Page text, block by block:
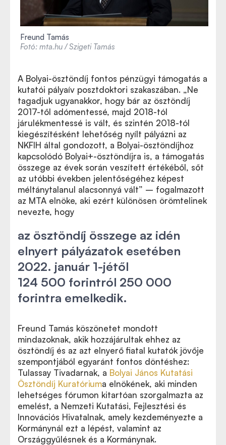
Freund Tamás
Fotó: mta.hu / Szigeti Tamás
A Bolyai-ösztöndíj fontos pénzügyi támogatás a
kutatói pályaív posztdoktori szakaszában. „Ne
tagadjuk ugyanakkor, hogy bár az ösztöndíj
2017-től adómentessé, majd 2018-tól
járulékmentessé is vált, és szintén 2018-tól
kiegészítésként lehetőség nyílt pályázni az
NKFIH által gondozott, a Bolyai-ösztöndíjhoz
kapcsolódó Bolyai+-ösztöndíjra is, a támogatás
összege az évek során veszített értékéből, sőt
az utóbbi években jelentőségéhez képest
méltánytalanul alacsonnyá vált” – fogalmazott
az MTA elnöke, aki ezért különösen örömtelinek
nevezte, hogy
az ösztöndíj összege az idén
elnyert pályázatok esetében
2022. január 1-jétől
124 500 forintról 250 000
forintra emelkedik.
Freund Tamás köszönetet mondott
mindazoknak, akik hozzájárultak ehhez az
ösztöndíj és az azt elnyerő fiatal kutatók jövője
szempontjából egyaránt fontos döntéshez:
Tulassay Tivadarnak, a Bolyai János Kutatási
Ösztöndíj Kuratóriuma elnökének, aki minden
lehetséges fórumon kitartóan szorgalmazta az
emelést, a Nemzeti Kutatási, Fejlesztési és
Innovációs Hivatalnak, amely kezdeményezte a
Kormánynál ezt a lépést, valamint az
Országgyűlésnek és a Kormánynak.